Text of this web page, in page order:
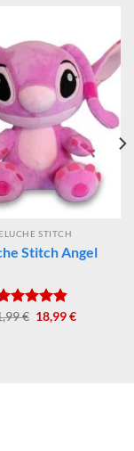
STITCH
Stitch Angel
4.80
€ Le
prix
18,99€Le